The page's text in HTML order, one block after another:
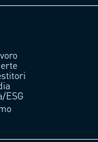
ESG